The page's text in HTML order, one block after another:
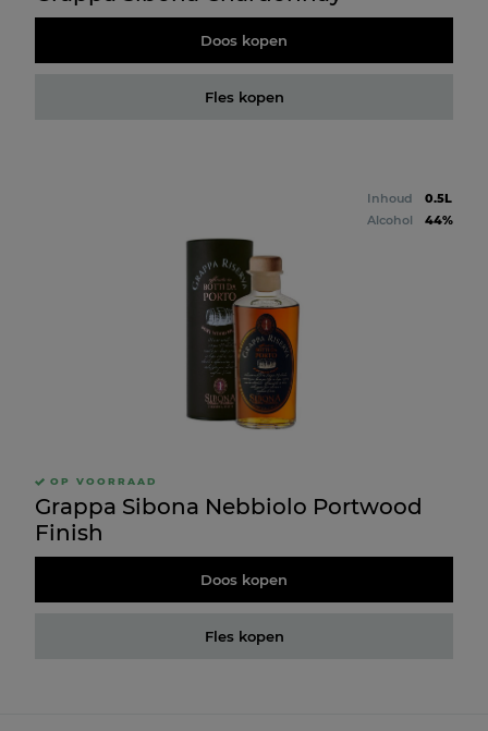
Doos kopen
Fles kopen
Inhoud
0.5L
Alcohol
44%
OP VOORRAAD
Grappa Sibona Nebbiolo Portwood
Finish
Doos kopen
Fles kopen